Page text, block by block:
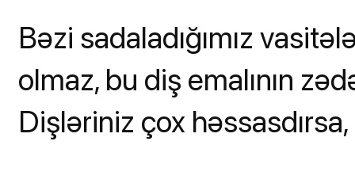
Bəzi sadaladığımız
olmaz, bu diş emalının
Dişləriniz çox